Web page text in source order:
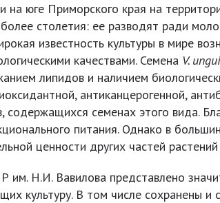
на юге Приморского края на
столетия: ее разводят ради
известность культуры в мире
качествами. Семена V.
липидов и наличием
антиканцерогенной,
содержащихся семенах этого вида.
питания. Однако в
ценности других частей
им. Н.И. Вавилова представлено
культуру. В том числе сохранены